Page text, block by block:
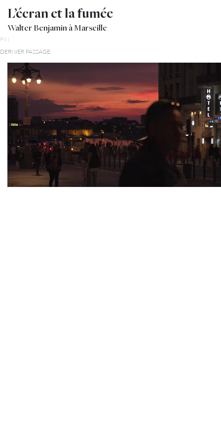
L’écran et la fumée
Walter Benjamin à Marseille
FIN
DERNIER PASSAGE
De temps en temps, un chinois en pantalon de
soie bleue et en veste de soie rose éclatant en
sortait. C’était le portier.